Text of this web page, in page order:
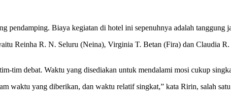
pendamping. Biaya kegiatan di hotel ini sepenuhnya adalah
Reinha R. N. Seluru (Neina), Virginia T. Betan (Fira) dan Claudia
tim debat. Waktu yang disediakan untuk mendalami mosi cukup
waktu yang diberikan, dan waktu relatif singkat,” kata Ririn, salah